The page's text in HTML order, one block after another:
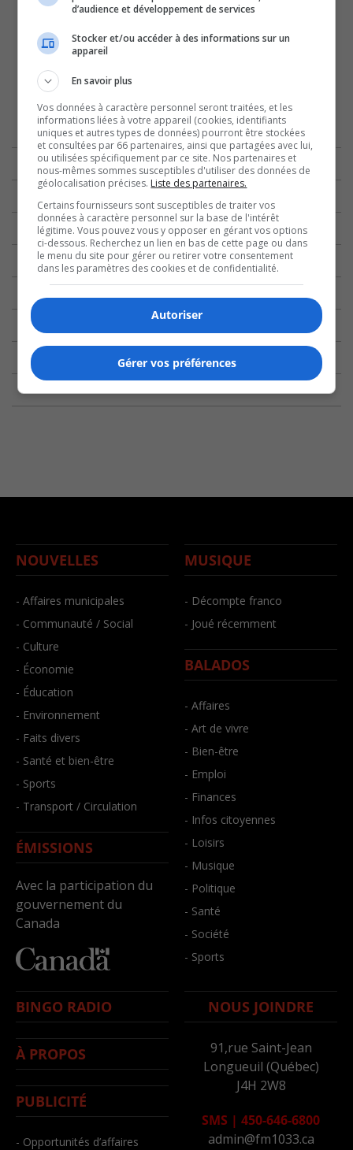
NOUVELLES
- Affaires municipales
- Communauté / Social
- Culture
- Économie
- Éducation
- Environnement
- Faits divers
- Santé et bien-être
- Sports
- Transport / Circulation
ÉMISSIONS
Avec la participation du
gouvernement du
Canada
MUSIQUE
- Décompte franco
- Joué récemment
BALADOS
- Affaires
- Art de vivre
- Bien-être
- Emploi
- Finances
- Infos citoyennes
- Loisirs
- Musique
- Politique
- Santé
- Société
- Sports
BINGO RADIO
À PROPOS
PUBLICITÉ
- Opportunités d’affaires
NOUS JOINDRE
91,rue Saint-Jean
Longueuil (Québec)
J4H 2W8
SMS | 450-646-6800
admin@fm1033.ca
d’audience et développement de services
Stocker et/ou accéder à des informations sur un
appareil
En savoir plus
Vos données à caractère personnel seront traitées, et les
informations liées à votre appareil (cookies, identifiants
uniques et autres types de données) pourront être stockées
et consultées par 66 partenaires, ainsi que partagées avec lui,
ou utilisées spécifiquement par ce site. Nos partenaires et
nous-mêmes sommes susceptibles d'utiliser des données de
géolocalisation précises. Liste des partenaires.
Certains fournisseurs sont susceptibles de traiter vos
données à caractère personnel sur la base de l'intérêt
légitime. Vous pouvez vous y opposer en gérant vos options
ci-dessous. Recherchez un lien en bas de cette page ou dans
le menu du site pour gérer ou retirer votre consentement
dans les paramètres des cookies et de confidentialité.
Autoriser
Gérer vos préférences